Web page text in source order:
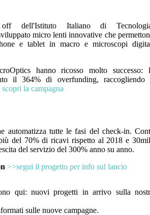
dell'Istituto Italiano di
micro lenti innovative che
e tablet in macro e microscopi
hanno ricosso molto successo:
il 364% di overfunding, raccogliendo
la campagna
automatizza tutte le fasi del check-in.
del 70% di ricavi rispetto al 2018 e
del servizio del 300% anno su anno.
>>segui il progetto per info sul lancio
qui: nuovi progetti in arrivo sulla
sulle nuove campagne.